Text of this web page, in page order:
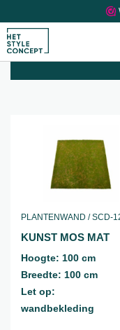
plantenwanden,
PLANTENWAND / SCD-
KUNST MOS MAT
Hoogte: 100 cm
Breedte: 100 cm
Let op:
wandbekleding